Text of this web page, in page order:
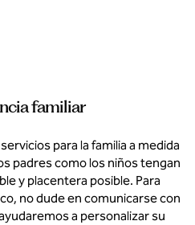
familiar
para la familia a medida
padres como los niños tengan
y placentera posible. Para
no dude en comunicarse con
a personalizar su